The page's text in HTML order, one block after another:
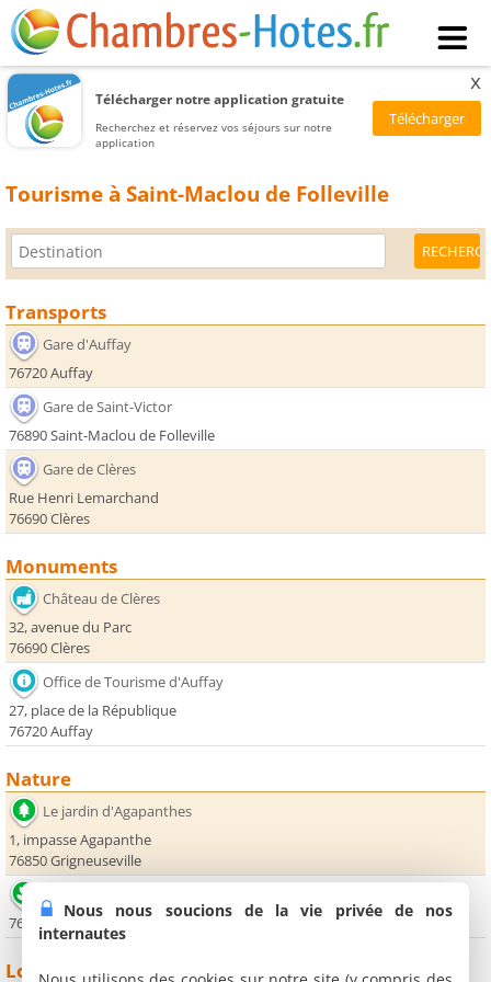
Télécharger notre application gratuite
Recherchez et réservez vos séjours sur notre
application
x
Tourisme à Saint-Maclou de Folleville
Transports
Gare d'Auffay
76720 Auffay
Gare de Saint-Victor
76890 Saint-Maclou de Folleville
Gare de Clères
Rue Henri Lemarchand
76690 Clères
Monuments
Château de Clères
32, avenue du Parc
76690 Clères
Office de Tourisme d'Auffay
27, place de la République
76720 Auffay
Nature
Le jardin d'Agapanthes
1, impasse Agapanthe
76850 Grigneuseville
76690 Authieux Ratiéville
Loisirs
Nous nous soucions de la vie privée de nos
internautes